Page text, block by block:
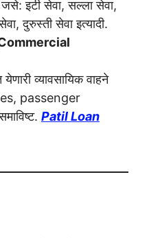
जसे: इटी सेवा, सल्ला सेवा,
दुरुस्ती सेवा इत्यादी.
(Commercial
येणारी व्यावसायिक वाहने
passenger
Patil Loan